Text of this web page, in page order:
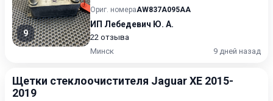
9
Ориг. номераAW837A095AA
ИП Лебедевич Ю. А.
22 отзыва
Минск
9 дней назад
Щетки стеклоочистителя Jaguar XE 2015-
2019